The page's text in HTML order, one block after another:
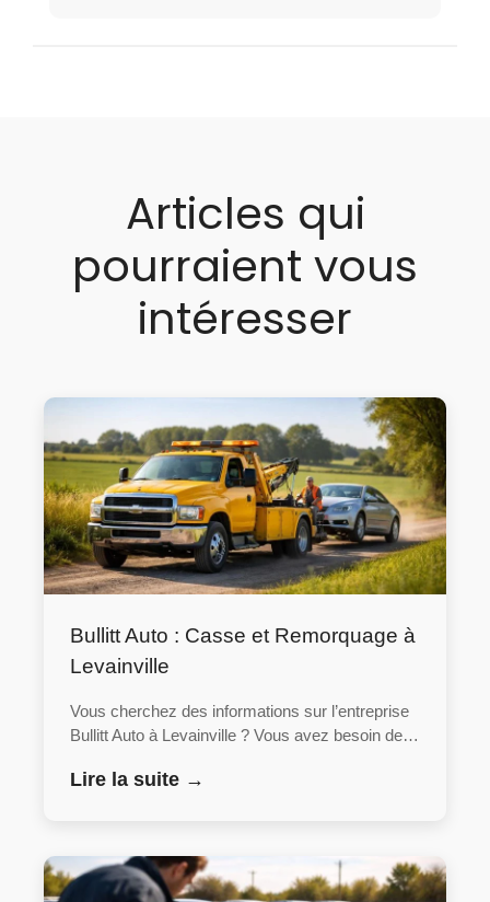
Articles qui
pourraient vous
intéresser
Bullitt Auto : Casse et Remorquage à
Levainville
Vous cherchez des informations sur l’entreprise
Bullitt Auto à Levainville ? Vous avez besoin de…
Lire la suite →